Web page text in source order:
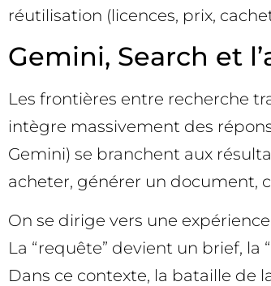
réutilisation (licences, prix,
Gemini, Search et
Les frontières entre recherche
intègre massivement des
Gemini) se branchent aux
acheter, générer un document,
On se dirige vers une
La “requête” devient un brief, la
Dans ce contexte, la bataille de